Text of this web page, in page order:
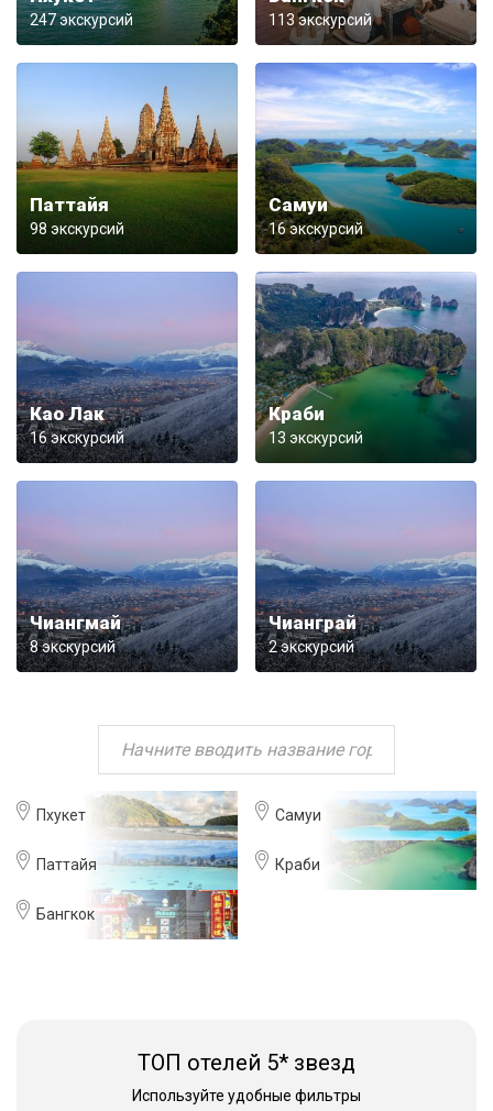
247 экскурсий 113 экскурсий
Паттайя
98 экскурсий
Самуи
16 экскурсий
Као Лак
16 экскурсий
Краби
13 экскурсий
Чиангмай
8 экскурсий
Чианграй
2 экскурсий
Пхукет
Паттайя
Бангкок
Самуи
Краби
ТОП отелей 5* звезд
Используйте удобные фильтры